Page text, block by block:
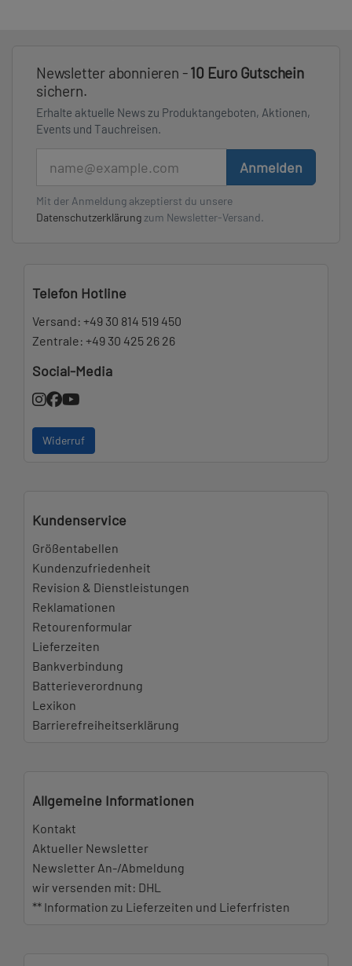
Newsletter abonnieren -10 Euro Gutschein
sichern.
Erhalte aktuelle News zu Produktangeboten, Aktionen,
Events und Tauchreisen.
Anmelden
Mit der Anmeldung akzeptierst du unsere
Datenschutzerklärung zum Newsletter-Versand.
Telefon Hotline
Versand: +49 30 814 519 450
Zentrale: +49 30 425 26 26
Social-Media
Widerruf
Kundenservice
Größentabellen
Kundenzufriedenheit
Revision & Dienstleistungen
Reklamationen
Retourenformular
Lieferzeiten
Bankverbindung
Batterieverordnung
Lexikon
Barrierefreiheitserklärung
Allgemeine Informationen
Kontakt
Aktueller Newsletter
Newsletter An-/Abmeldung
wir versenden mit: DHL
** Information zu Lieferzeiten und Lieferfristen